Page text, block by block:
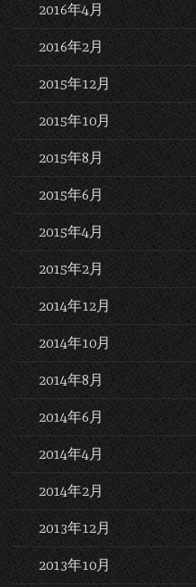
2016年4月
2016年2月
2015年12月
2015年10月
2015年8月
2015年6月
2015年4月
2015年2月
2014年12月
2014年10月
2014年8月
2014年6月
2014年4月
2014年2月
2013年12月
2013年10月